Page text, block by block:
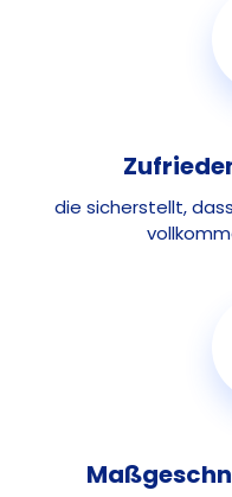
die sicherstellt,